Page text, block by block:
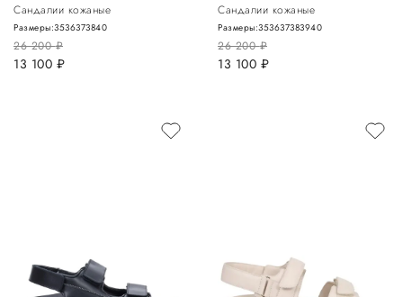
Сандалии кожаные
26 200руб.
13 100 руб.
Размеры:3536373840
Сандалии кожаные
26 200руб.
13 100 руб.
Размеры:353637383940